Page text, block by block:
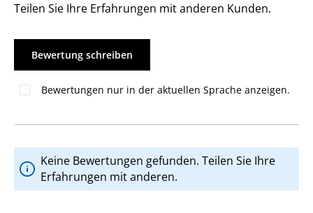
Teilen Sie Ihre Erfahrungen mit anderen Kunden.
Bewertung schreiben
Bewertungen nur in der aktuellen Sprache anzeigen.
Keine Bewertungen gefunden. Teilen Sie Ihre
Erfahrungen mit anderen.